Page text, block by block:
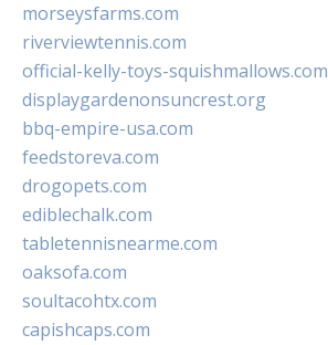
morseysfarms.com
riverviewtennis.com
official-kelly-toys-squishmallows.com
displaygardenonsuncrest.org
bbq-empire-usa.com
feedstoreva.com
drogopets.com
ediblechalk.com
tabletennisnearme.com
oaksofa.com
soultacohtx.com
capishcaps.com